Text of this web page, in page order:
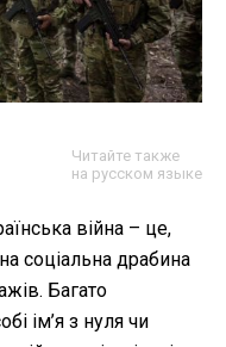
Читайте также
на русском языке
війна – це,
соціальна драбина
Багато
ім’я з нуля чи